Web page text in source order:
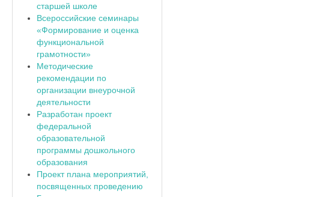
старшей школе
Всероссийские семинары
«Формирование и оценка
функциональной
грамотности»
Методические
рекомендации по
организации внеурочной
деятельности
Разработан проект
федеральной
образовательной
программы дошкольного
образования
Проект плана мероприятий,
посвященных проведению